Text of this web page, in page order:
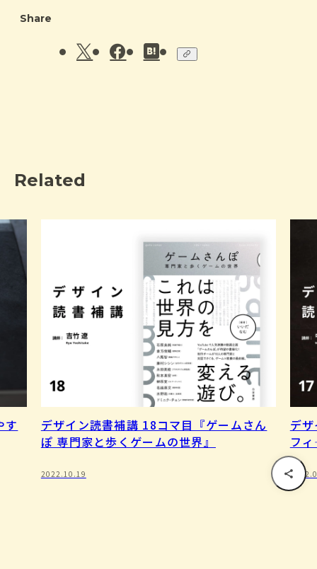
Share
Related
す
デザイン読書補講 18コマ目『ゲームさん
ぽ 専門家と歩くゲームの世界』
2022.10.19
デ
フ